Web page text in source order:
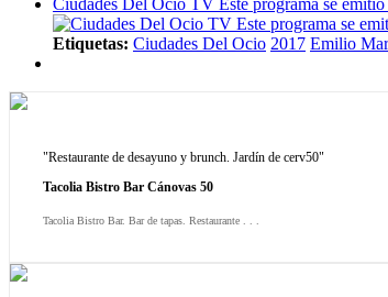
Ciudades Del Ocio TV Este programa se
Etiquetas: Ciudades Del Ocio 2017 Emilio
"Restaurante de desayuno y brunch. Jardín de cerv50"
Tacolia Bistro Bar Cánovas 50
Tacolia Bistro Bar. Bar de tapas. Restaurante . . .